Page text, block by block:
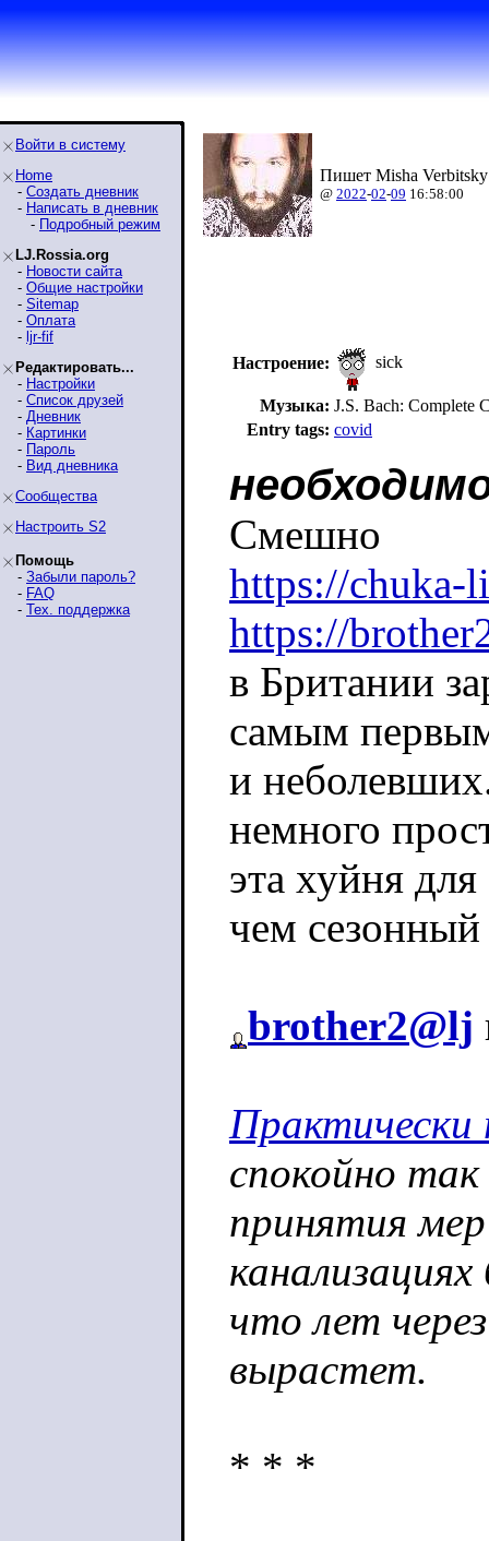
Войти в систему
Home
- Создать дневник
- Написать в дневник
- Подробный режим
LJ.Rossia.org
- Новости сайта
- Общие настройки
- Sitemap
- Оплата
- ljr-fif
Редактировать...
- Настройки
- Список друзей
- Дневник
- Картинки
- Пароль
- Вид дневника
Сообщества
Настроить S2
Помощь
- Забыли пароль?
- FAQ
- Тех. поддержка
Пишет Misha
@ 2022-02-09 16:58:00
Настроение: sick
Музыка: J.S. Bach: Complete
Entry tags: covid
Смешно
https://chuka-
https://
в Британии
самым
и
немного
эта хуйня
чем
brother2@lj
Практически
спокойно
принятия
что лет
вырастет.
* * *